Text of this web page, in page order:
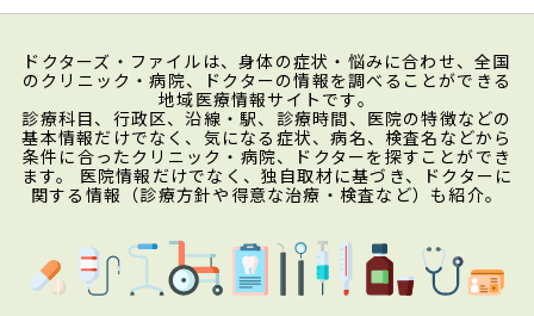
ドクターズ・ファイルは、身体の症状・悩みに合わせ、全国
のクリニック・病院、ドクターの情報を調べることができる
地域医療情報サイトです。
診療科目、行政区、沿線・駅、診療時間、医院の特徴などの
基本情報だけでなく、気になる症状、病名、検査名などから
条件に合ったクリニック・病院、ドクターを探すことができ
ます。 医院情報だけでなく、独自取材に基づき、ドクターに
関する情報（診療方針や得意な治療・検査など）も紹介。